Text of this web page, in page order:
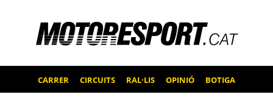
CARRER CIRCUITS RAL·LIS OPINIÓ BOTIGA